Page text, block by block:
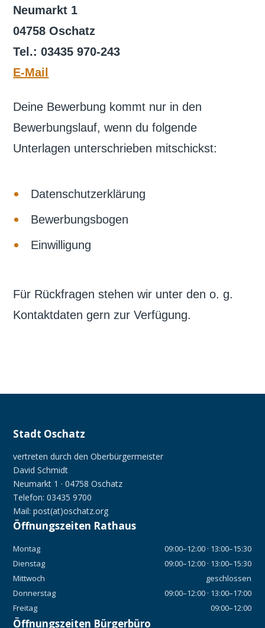
Neumarkt 1
04758 Oschatz
Tel.: 03435 970-243
E-Mail
Deine Bewerbung kommt nur in den
Bewerbungslauf, wenn du folgende
Unterlagen unterschrieben mitschickst:
Datenschutzerklärung
Bewerbungsbogen
Einwilligung
Für Rückfragen stehen wir unter den o. g.
Kontaktdaten gern zur Verfügung.
Stadt Oschatz
vertreten durch den Oberbürgermeister
David Schmidt
Neumarkt 1 · 04758 Oschatz
Telefon: 03435 9700
Mail: post(at)oschatz.org
Öffnungszeiten Rathaus
Montag
09:00–12:00 · 13:00–15:30
Dienstag
09:00–12:00 · 13:00–15:30
Mittwoch
geschlossen
Donnerstag
09:00–12:00 · 13:00–17:00
Freitag
09:00–12:00
Öffnungszeiten Bürgerbüro